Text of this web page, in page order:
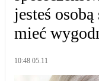
jesteś
mieć
10:48 05.11